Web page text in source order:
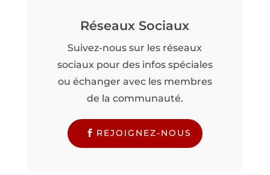
Réseaux Sociaux
Suivez-nous sur les réseaux
sociaux pour des infos spéciales
ou échanger avec les membres
de la communauté.
REJOIGNEZ-NOUS